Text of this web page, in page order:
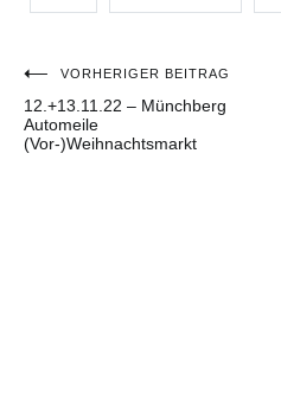
Beitragsnavigation
VORHERIGER BEITRAG
12.+13.11.22 – Münchberg
Automeile
(Vor-)Weihnachtsmarkt